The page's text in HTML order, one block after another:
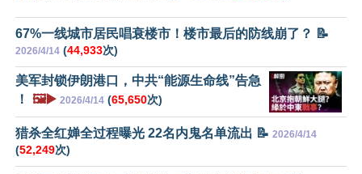
67%一线城市居民唱衰楼市！楼市最后的防线崩了？ 📝
2026/4/14 (44,933次)
美军封锁伊朗港口，中共“能源生命线”告急
！
🖼️▶️ 2026/4/14 (65,650次)
猎杀全红婵全过程曝光 22名内鬼名单流出 📝 2026/4/14
(52,249次)